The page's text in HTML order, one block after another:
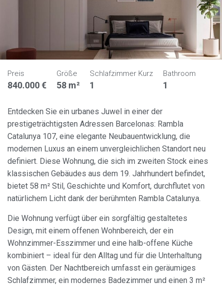
Preis
840.000 €
Größe
58 m²
Schlafzimmer Kurz
1
Bathroom
1
Entdecken Sie ein urbanes Juwel in einer der
prestigeträchtigsten Adressen Barcelonas: Rambla
Catalunya 107, eine elegante Neubauentwicklung, die
modernen Luxus an einem unvergleichlichen Standort neu
definiert. Diese Wohnung, die sich im zweiten Stock eines
klassischen Gebäudes aus dem 19. Jahrhundert befindet,
bietet 58 m² Stil, Geschichte und Komfort, durchflutet von
natürlichem Licht dank der berühmten Rambla Catalunya.
Die Wohnung verfügt über ein sorgfältig gestaltetes
Design, mit einem offenen Wohnbereich, der ein
Wohnzimmer-Esszimmer und eine halb-offene Küche
kombiniert – ideal für den Alltag und für die Unterhaltung
von Gästen. Der Nachtbereich umfasst ein geräumiges
Schlafzimmer, ein modernes Badezimmer und einen 3 m²